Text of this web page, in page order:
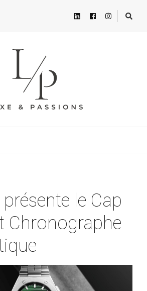
le Cap
Chronographe